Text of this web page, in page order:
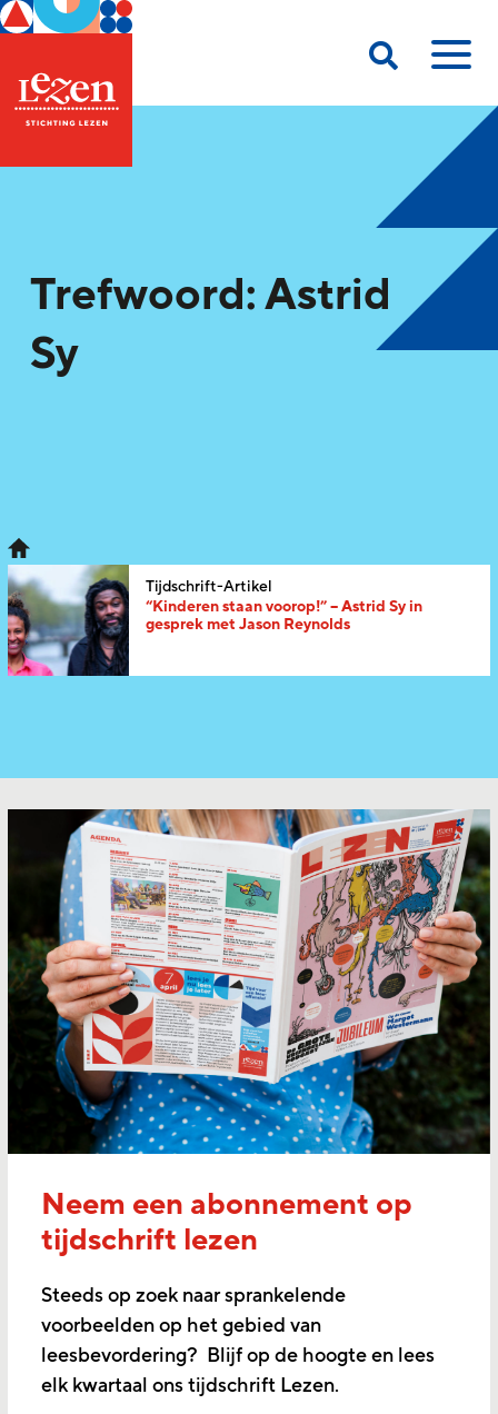
Trefwoord: Astrid
Sy
Tijdschrift-Artikel
“Kinderen staan voorop!” – Astrid Sy in
gesprek met Jason Reynolds
Neem een abonnement op
tijdschrift lezen
Steeds op zoek naar sprankelende
voorbeelden op het gebied van
leesbevordering? Blijf op de hoogte en lees
elk kwartaal ons tijdschrift Lezen.